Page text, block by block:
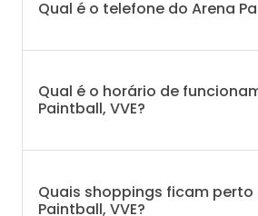
Qual é o telefone do Arena
Qual é o horário de
Paintball, VVE?
Quais shoppings ficam perto
Paintball, VVE?